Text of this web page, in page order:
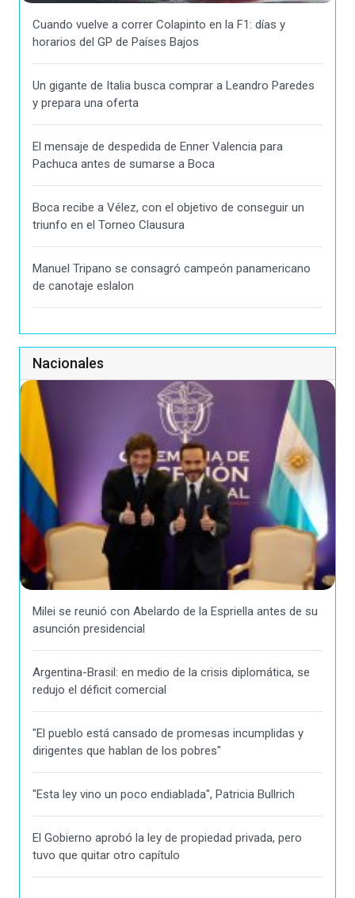
Cuando vuelve a correr Colapinto en la F1: días y
horarios del GP de Países Bajos
Un gigante de Italia busca comprar a Leandro Paredes
y prepara una oferta
El mensaje de despedida de Enner Valencia para
Pachuca antes de sumarse a Boca
Boca recibe a Vélez, con el objetivo de conseguir un
triunfo en el Torneo Clausura
Manuel Tripano se consagró campeón panamericano
de canotaje eslalon
Nacionales
Milei se reunió con Abelardo de la Espriella antes de su
asunción presidencial
Argentina-Brasil: en medio de la crisis diplomática, se
redujo el déficit comercial
"El pueblo está cansado de promesas incumplidas y
dirigentes que hablan de los pobres"
"Esta ley vino un poco endiablada", Patricia Bullrich
El Gobierno aprobó la ley de propiedad privada, pero
tuvo que quitar otro capítulo